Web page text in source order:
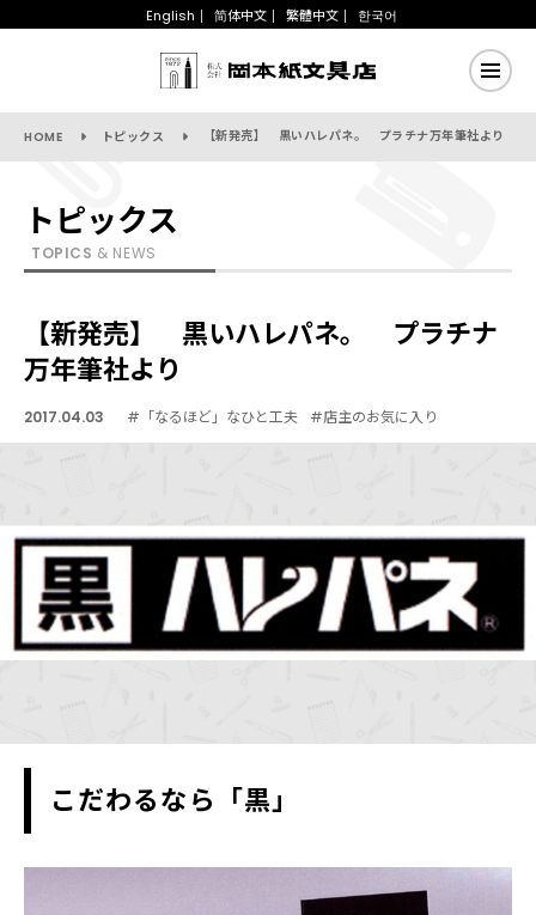
English 简体中文 繁體中文 한국어
HOME トピックス 【新発売】 黒いハレパネ。 プラチナ万年筆社より
トピックス
TOPICS & NEWS
【新発売】 黒いハレパネ。 プラチナ
万年筆社より
2017.04.03 #「なるほど」なひと工夫 #店主のお気に入り
こだわるなら「黒」